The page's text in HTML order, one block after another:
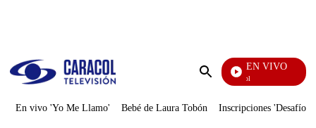
Enviar
EN VIVO
Noticias Caracol
En vivo 'Yo Me Llamo' Bebé de Laura Tobón Inscripciones 'Desafío'